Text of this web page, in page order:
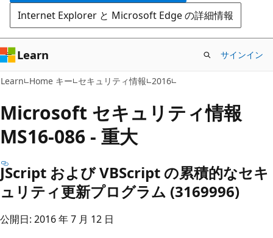
ス
キ
ッ
プ
Internet Explorer と Microsoft Edge の詳細情報
Learn サインイン
Learn Home キー セキュリティ情報 2016
Microsoft セキュリティ情報
MS16-086 - 重大
JScript および VBScript の累積的なセキ
ュリティ更新プログラム (3169996)
公開日: 2016 年 7 月 12 日